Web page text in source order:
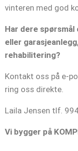
vinteren med god
Har dere
eller
rehabilitering?
Kontakt oss på e-
ring oss direkte.
Laila Jensen tlf.
Vi bygger på